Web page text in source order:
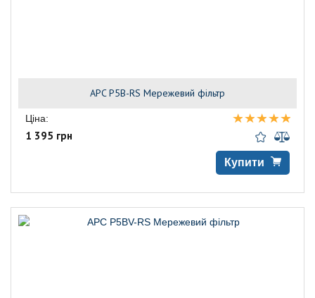
APC P5B-RS Мережевий фільтр
Ціна:
1 395 грн
Купити